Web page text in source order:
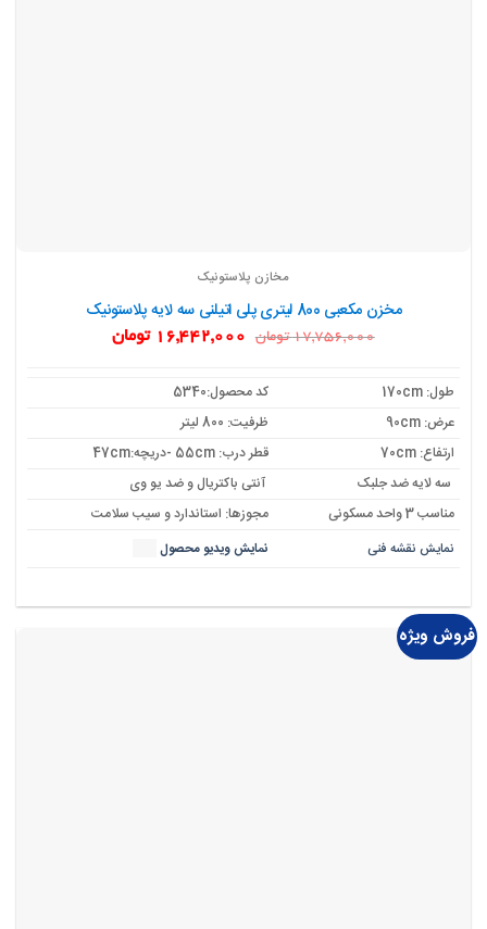
مخازن پلاستونیک
مخزن مکعبی 800 لیتری پلی اتیلنی سه لایه پلاستونیک
17,756,000 تومان قیمت
اصلی:
بود.
16,442,000 تومانقیمت
فعلی:
طول: 170cm
کد محصول:5340
عرض: 90cm
ظرفیت: 800 لیتر
ارتفاع: 70cm
قطر درب: 55cm -دریچه:47cm
سه لایه ضد جلبک
آنتی باکتریال و ضد یو وی
مناسب 3 واحد مسکونی
مجوزها: استاندارد و سیب سلامت
نمایش نقشه فنی نمایش ویدیو محصول
فروش ویژه